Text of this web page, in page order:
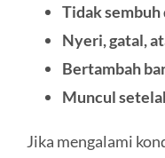
Tidak sembuh
Nyeri, gatal,
Bertambah
Muncul
Jika mengalami